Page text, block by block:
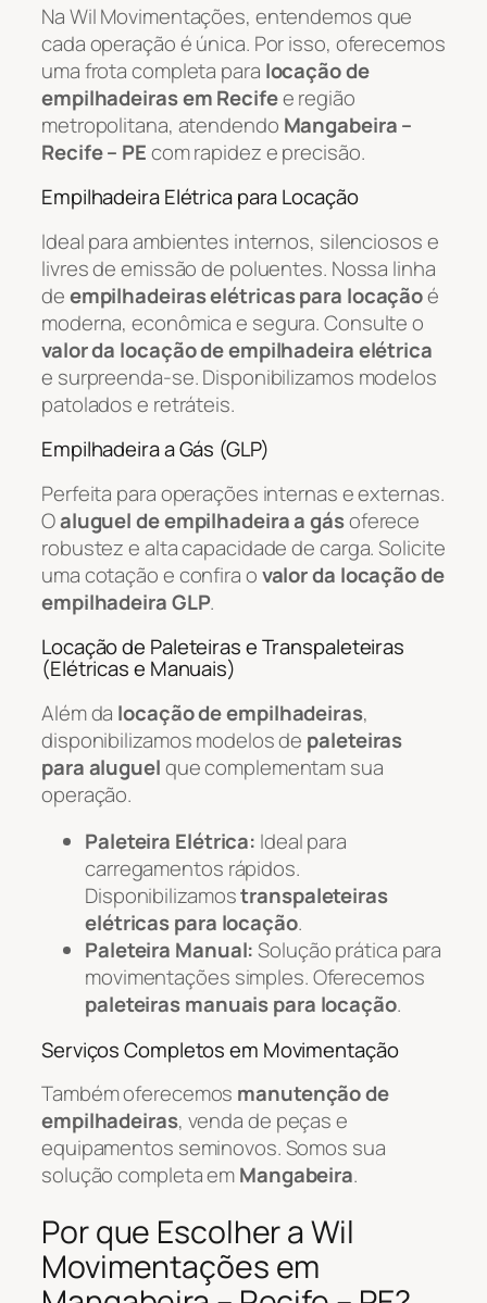
Na Wil Movimentações, entendemos que
cada operação é única. Por isso, oferecemos
uma frota completa para locação de
empilhadeiras em Recifee região
metropolitana, atendendo Mangabeira –
Recife – PEcom rapidez e precisão.
Empilhadeira Elétrica para Locação
Ideal para ambientes internos, silenciosos e
livres de emissão de poluentes. Nossa linha
deempilhadeiras elétricas para locaçãoé
moderna, econômica e segura. Consulte o
valor da locação de empilhadeira elétrica
e surpreenda-se. Disponibilizamos modelos
patolados e retráteis.
Empilhadeira a Gás (GLP)
Perfeita para operações internas e externas.
Oaluguel de empilhadeira a gásoferece
robustez e alta capacidade de carga. Solicite
uma cotação e confira ovalor da locação de
empilhadeira GLP.
Locação de Paleteiras e Transpaleteiras
(Elétricas e Manuais)
Além da locação de empilhadeiras,
disponibilizamos modelos de paleteiras
para aluguelque complementam sua
operação.
Paleteira Elétrica: Ideal para
carregamentos rápidos.
Disponibilizamostranspaleteiras
elétricas para locação.
Paleteira Manual:Solução prática para
movimentações simples. Oferecemos
paleteiras manuais para locação.
Serviços Completos em Movimentação
Também oferecemos manutenção de
empilhadeiras, venda de peças e
equipamentos seminovos. Somos sua
solução completa emMangabeira.
Por que Escolher a Wil
Movimentações em